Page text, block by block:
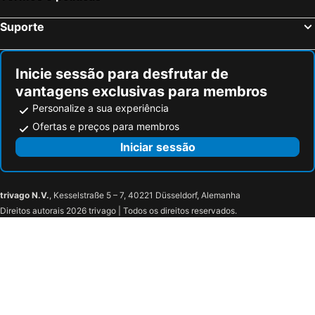
Suporte
Inicie sessão para desfrutar de
vantagens exclusivas para membros
Personalize a sua experiência
Ofertas e preços para membros
Iniciar sessão
trivago N.V., Kesselstraße 5 – 7, 40221 Düsseldorf, Alemanha
Direitos autorais 2026 trivago | Todos os direitos reservados.